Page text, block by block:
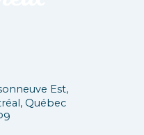
Est,
Québec